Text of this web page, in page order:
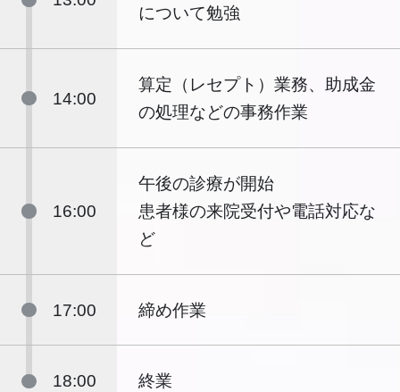
について勉強
14:00
算定（レセプト）業務、助成金
の処理などの事務作業
16:00
午後の診療が開始
患者様の来院受付や電話対応な
ど
17:00 締め作業
18:00 終業